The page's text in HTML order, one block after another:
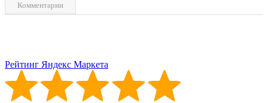
Комментарии
Рейтинг Яндекс Маркета